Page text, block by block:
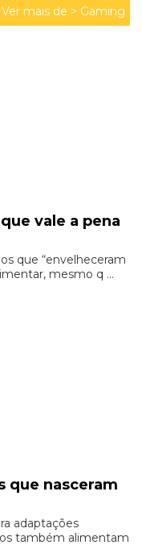
Ver mais de > Gaming
vale a pena
que “envelheceram
mesmo q ...
que nasceram
adaptações
também alimentam